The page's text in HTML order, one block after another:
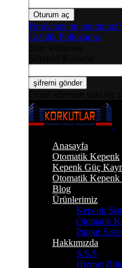
Parolanızı mı
Gizlilik Politikamız
Anasayfa
Otomatik Kepenk
Kepenk Güç
Otomatik Kepenk
Blog
Ürünlerimiz
Kepenk
Otomatik
Panjur
Hakkımızda
S.S.S
Hizmet